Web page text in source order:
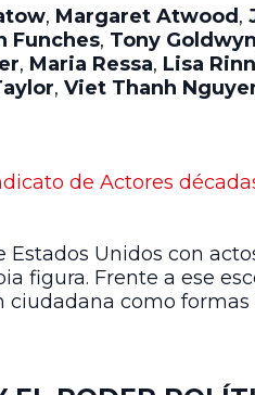
, Margaret Atwood ,
Funches, Tony Goldwyn
, Maria Ressa, Lisa
, Viet Thanh
de Actores
Unidos con
figura. Frente a ese
ciudadana como formas